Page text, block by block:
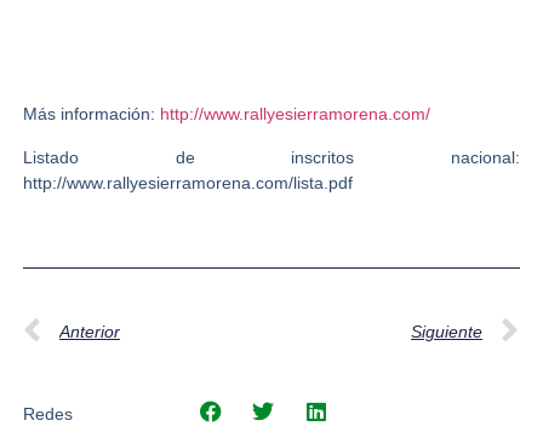
Más información: http://www.rallyesierramorena.com/
Listado de inscritos nacional:
http://www.rallyesierramorena.com/lista.pdf
Anterior Siguiente
Redes